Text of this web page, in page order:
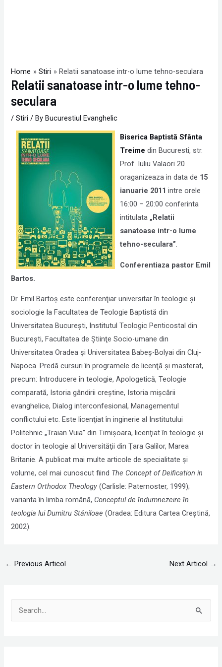
Home Stiri Relatii sanatoase intr-o lume tehno-seculara
Relatii sanatoase intr-o lume tehno-
seculara
/Stiri / ByBucurestiul Evanghelic
Biserica Baptistă Sfânta
Treime din Bucuresti, str.
Prof. Iuliu Valaori 20
oraganizeaza in data de 15
ianuarie 2011 intre orele
16:00 – 20:00 conferinta
intitulata „Relatii
sanatoase intr-o lume
tehno-seculara”.
Conferentiaza pastor Emil
Bartos.
Dr. Emil Bartoş este conferenţiar universitar în teologie şi
sociologie la Facultatea de Teologie Baptistă din
Universitatea Bucureşti, Institutul Teologic Penticostal din
Bucureşti, Facultatea de Ştiinţe Socio-umane din
Universitatea Oradea şi Universitatea Babeş-Bolyai din Cluj-
Napoca. Predă cursuri în programele de licenţă şi masterat,
precum: Introducere în teologie, Apologetică, Teologie
comparată, Istoria gândirii creştine, Istoria mişcării
evanghelice, Dialog interconfesional, Managementul
conflictului etc. Este licenţiat în inginerie al Institutului
Politehnic „Traian Vuia” din Timişoara, licenţiat în teologie şi
doctor în teologie al Universităţii din Ţara Galilor, Marea
Britanie. A publicat mai multe articole de specialitate şi
volume, cel mai cunoscut fiind The Concept of Deification in
Eastern Orthodox Theology(Carlisle: Paternoster, 1999);
varianta în limba română, Conceptul de îndumnezeire în
teologia lui Dumitru Stăniloae (Oradea: Editura Cartea Creştină,
2002).
← Previous Articol Next Articol →